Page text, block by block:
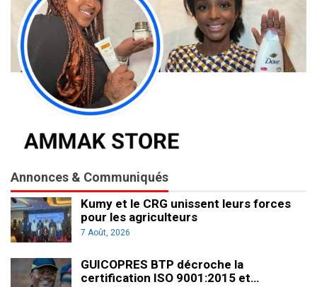
Annonces & Communiqués
Kumy et le CRG unissent leurs forces
pour les agriculteurs
7 Août, 2026
GUICOPRES BTP décroche la
certification ISO 9001:2015 et…